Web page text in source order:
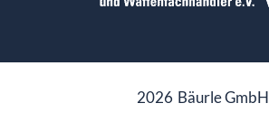
2026 Bäurle GmbH